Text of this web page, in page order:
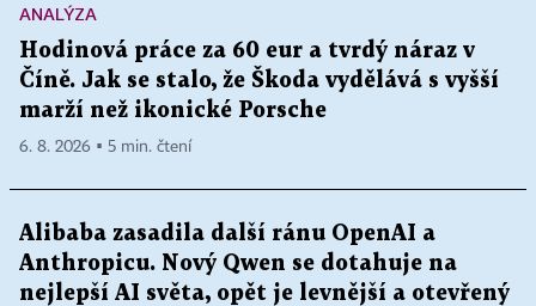
ANALÝZA
Hodinová práce za 60 eur a tvrdý náraz v
Číně. Jak se stalo, že Škoda vydělává s vyšší
marží než ikonické Porsche
6. 8. 2026 ▪ 5 min. čtení
Alibaba zasadila další ránu OpenAI a
Anthropicu. Nový Qwen se dotahuje na
nejlepší AI světa, opět je levnější a otevřený